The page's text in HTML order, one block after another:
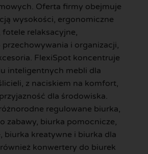
Oferta firmy obejmuje
wysokości, ergonomiczne
relaksacyjne,
przechowywania i organizacji,
FlexiSpot koncentruje
inteligentnych mebli dla
z naciskiem na komfort,
dla środowiska.
regulowane biurka,
zabawy, biurka pomocnicze,
biurka kreatywne i biurka dla
konwertery do biurek